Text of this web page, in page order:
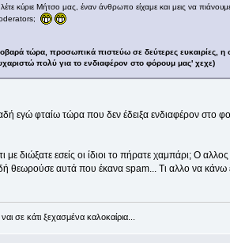
λέτε κύριε Μήτσο μας, έναν άνθρωπο είχαμε και μεις να
τώρα, προσωπικά πιστεύω σε δεύτερες ευκαιρίες,
πολύ για το ενδιαφέρον στο φόρουμ μας' χεχε)
εγώ φταίω τώρα που δεν έδειξα ενδιαφέρον στο
με διώξατε εσείς οι ίδιοι το πήρατε χαμπάρι; Ο
θεωρούσε αυτά που έκανα spam... Τι αλλο να
σε κάτι ξεχασμένα καλοκαίρια...